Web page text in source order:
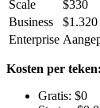
Scale
$330
Business
$1.320
Enterprise
Kosten per teken:
Gratis: $0